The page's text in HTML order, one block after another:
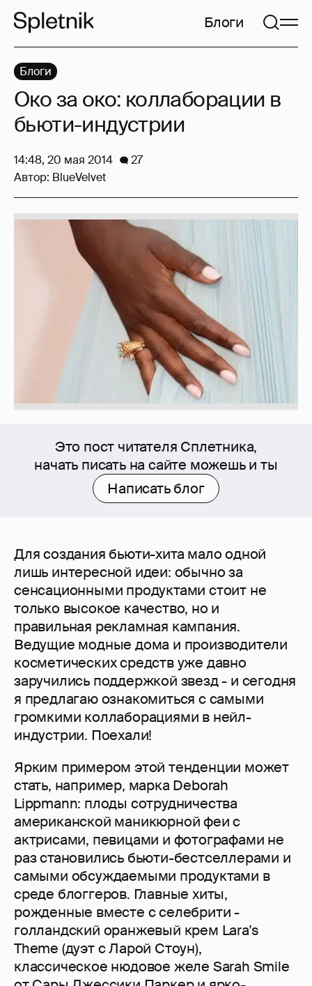
Блоги
Это пост читателя Сплетника,
начать писать на сайте можешь и ты
Написать блог
Для создания бьюти-хита мало одной
лишь интересной идеи: обычно за
сенсационными продуктами стоит не
только высокое качество, но и
правильная рекламная кампания.
Ведущие модные дома и производители
косметических средств уже давно
заручились поддержкой звезд - и сегодня
я предлагаю ознакомиться с самыми
громкими коллаборациями в нейл-
индустрии. Поехали!
Ярким примером этой тенденции может
стать, например, марка Deborah
Lippmann: плоды сотрудничества
американской маникюрной феи с
актрисами, певицами и фотографами не
раз становились бьюти-бестселлерами и
самыми обсуждаемыми продуктами в
среде блоггеров. Главные хиты,
рожденные вместе с селебрити -
голландский оранжевый крем Lara’s
Theme (дуэт с Ларой Стоун),
классическое нюдовое желе Sarah Smile
Блоги
Око за око: коллаборации в
бьюти-индустрии
14:48, 20 мая 2014
27
Автор: BlueVelvet